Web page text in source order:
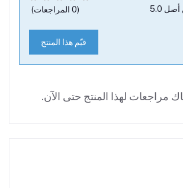
5.0 (0 المراجعات)
قيّم هذا المنتج
مراجعات لهذا المنتج حتى الآن.